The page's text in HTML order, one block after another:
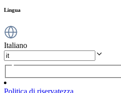
Lingua
Italiano